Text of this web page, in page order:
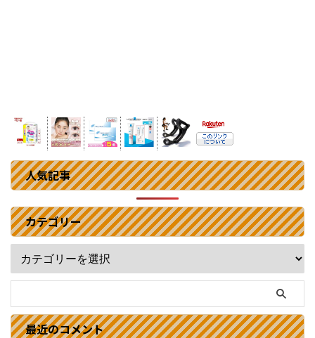
人気記事
カテゴリー
最近のコメント